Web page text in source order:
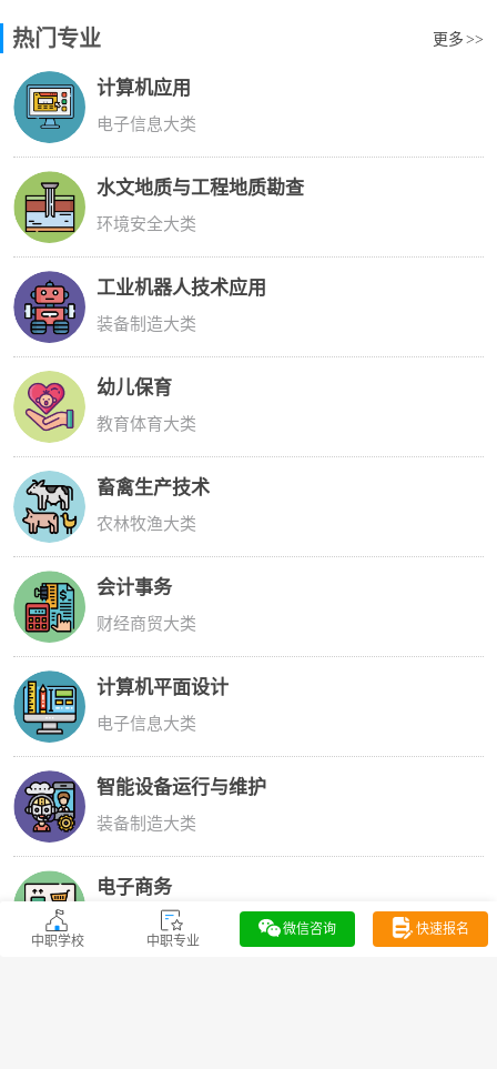
在萍乡读中专还是去长沙读？长沙中专招外省学
生吗？
2023-08-23
热门专业
计算机应用
电子信息大类
水文地质与工程地质勘查
环境安全大类
工业机器人技术应用
装备制造大类
幼儿保育
教育体育大类
中职学校 中职专业
微信咨询 快速报名